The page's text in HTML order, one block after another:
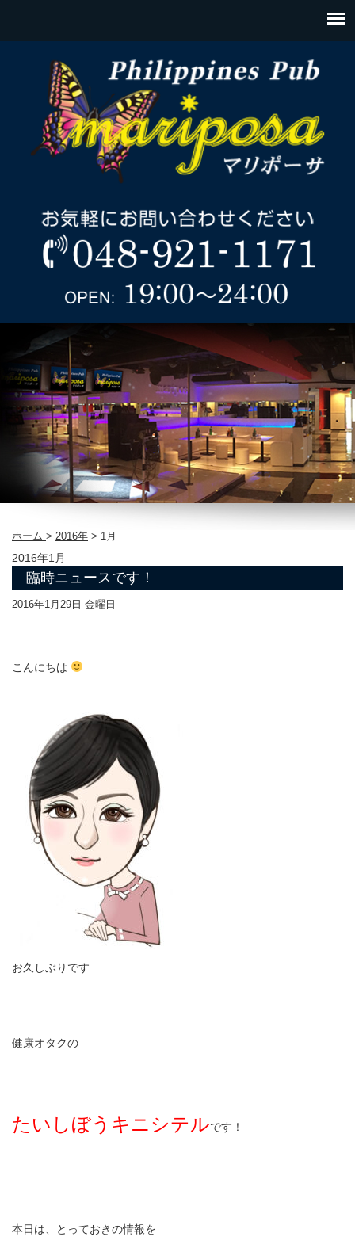
ホーム > 2016年 > 1月
2016年1月
臨時ニュースです！
2016年1月29日 金曜日
こんにちは
お久しぶりです
健康オタクの
たいしぼうキニシテルです！
本日は、とっておきの情報を